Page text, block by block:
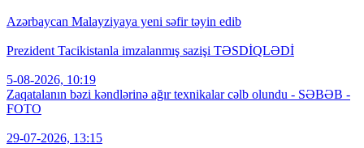
Azərbaycan Malayziyaya yeni səfir təyin edib
Prezident Tacikistanla imzalanmış sazişi TƏSDİQLƏDİ
5-08-2026, 10:19
Zaqatalanın bəzi kəndlərinə ağır texnikalar cəlb olundu - SƏBƏB -
FOTO
29-07-2026, 13:15